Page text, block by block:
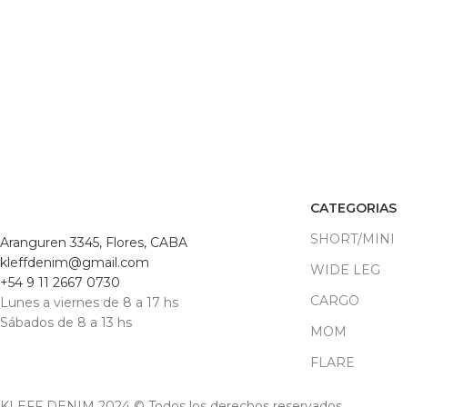
Aranguren 3345, Flores, CABA
kleffdenim@gmail.com
+54 9 11 2667 0730
Lunes a viernes de 8 a 17 hs
Sábados de 8 a 13 hs
CATEGORIAS
SHORT/MINI
WIDE LEG
CARGO
MOM
FLARE